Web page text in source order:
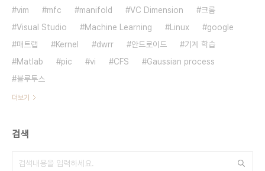
vim mfc manifold VC Dimension
크롬
Visual Studio
Machine Learning Linux
google
매트랩
Kernel dwrr 안드로이드
기계 학습
Matlab
pic vi CFS
Gaussian process
블루투스
더보기
검색